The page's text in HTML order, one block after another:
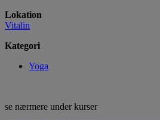
Lokation
Vitalin
Kategori
Yoga
se nærmere under kurser